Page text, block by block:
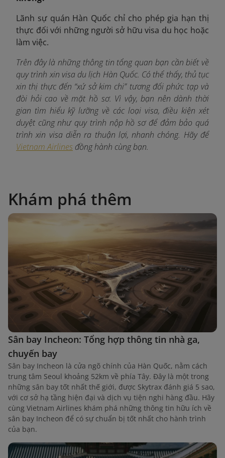
Lãnh sự quán Hàn Quốc chỉ cho phép gia hạn thị
thực đối với những người sở hữu visa du học hoặc
làm việc.
Trên đây là những thông tin tổng quan bạn cần biết về
quy trình xin visa du lịch Hàn Quốc. Có thể thấy, thủ tục
xin thị thực đến “xứ sở kim chi” tương đối phức tạp và
đòi hỏi cao về mặt hồ sơ. Vì vậy, bạn nên dành thời
gian tìm hiểu kỹ lưỡng về các loại visa, điều kiện xét
duyệt cũng như quy trình nộp hồ sơ để đảm bảo quá
trình xin visa diễn ra thuận lợi, nhanh chóng. Hãy để
Vietnam Airlines đồng hành cùng bạn.
Khám phá thêm
Sân bay Incheon: Tổng hợp thông tin nhà ga,
chuyến bay
Sân bay Incheon là cửa ngõ chính của Hàn Quốc, nằm cách
trung tâm Seoul khoảng 52km về phía Tây. Đây là một trong
những sân bay tốt nhất thế giới, được Skytrax đánh giá 5 sao,
với cơ sở hạ tầng hiện đại và dịch vụ tiện nghi hàng đầu. Hãy
cùng Vietnam Airlines khám phá những thông tin hữu ích về
sân bay Incheon để có sự chuẩn bị tốt nhất cho hành trình
của bạn.